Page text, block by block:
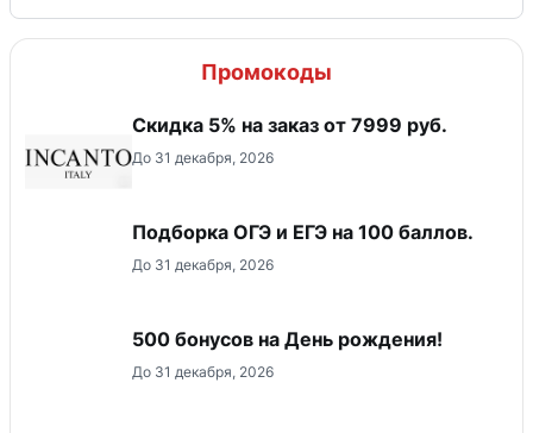
Промокоды
Скидка 5% на заказ от 7999 руб.
До 31 декабря, 2026
Подборка ОГЭ и ЕГЭ на 100 баллов.
До 31 декабря, 2026
500 бонусов на День рождения!
До 31 декабря, 2026